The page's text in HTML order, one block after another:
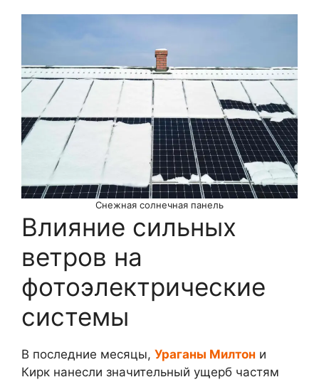
Снежная солнечная панель
Влияние сильных
ветров на
фотоэлектрические
системы
В последние месяцы, Ураганы Милтон и
Кирк нанесли значительный ущерб частям